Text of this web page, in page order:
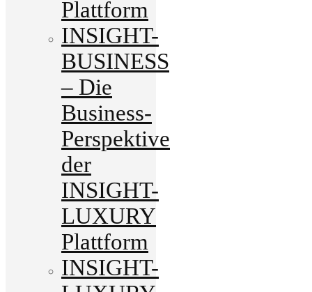
Plattform
INSIGHT-
BUSINESS
– Die
Business-
Perspektive
der
INSIGHT-
LUXURY
Plattform
INSIGHT-